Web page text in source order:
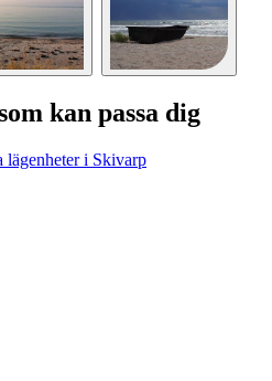
kan passa dig
lägenheter i Skivarp